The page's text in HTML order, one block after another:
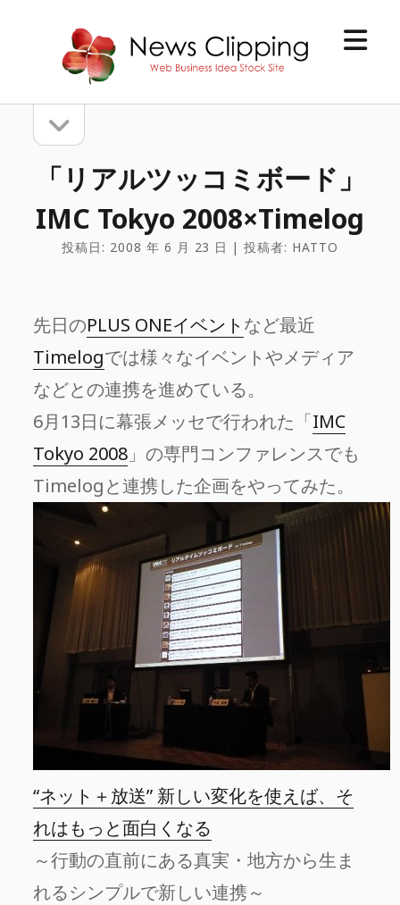
[NC]News
Clipping
メ
開
く
サ
ド
バ
ー
を
開
「リアルツッコミボード」
IMC Tokyo 2008×Timelog
投稿日: 2008 年 6 月 23 日 | 投稿者: HATTO
先日のPLUS ONEイベント など最近
Timelogでは様々なイベントやメディア
などとの連携を進めている。
6月13日に幕張メッセで行われた「IMC
Tokyo 2008 」の専門コンファレンスでも
Timelogと連携した企画をやってみた。
“ネット＋放送” 新しい変化を使えば、そ
れはもっと面白くなる
～行動の直前にある真実・地方から生ま
れるシンプルで新しい連携～